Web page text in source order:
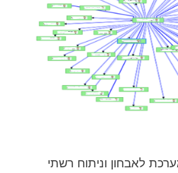
לאבחון וניתוח רשתי